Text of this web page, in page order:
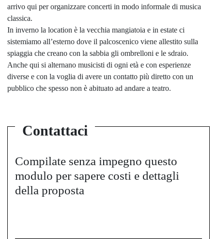
arrivo qui per organizzare concerti in modo informale di musica
classica.
In inverno la location è la vecchia mangiatoia e in estate ci
sistemiamo all’esterno dove il palcoscenico viene allestito sulla
spiaggia che creano con la sabbia gli ombrelloni e le sdraio.
Anche qui si alternano musicisti di ogni età e con esperienze
diverse e con la voglia di avere un contatto più diretto con un
pubblico che spesso non è abituato ad andare a teatro.
Contattaci
Compilate senza impegno questo
modulo per sapere costi e dettagli
della proposta